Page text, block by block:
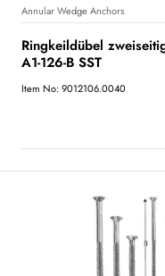
Annular Wedge Anchors
Ringkeildübel
A1-126-B SST
Item No: 9012106.0040